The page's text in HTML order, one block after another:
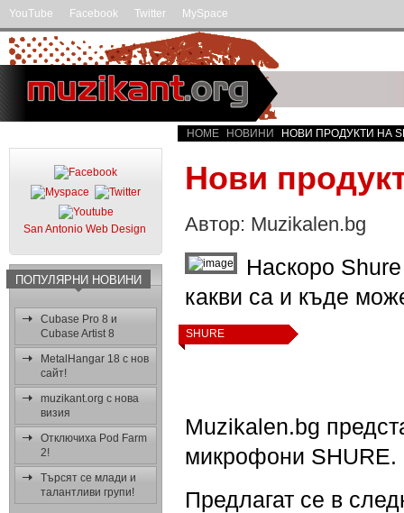
YouTube Facebook Twitter MySpace
San Antonio Web Design
ПОПУЛЯРНИ НОВИНИ
Cubase Pro 8 и
Cubase Artist 8
MetalHangar 18 с нов
сайт!
muzikant.org с нова
визия
Отключиха Pod Farm
2!
Търсят се млади и
талантливи групи!
HOME НОВИНИ НОВИ ПРОДУКТИ НА
Нови
Автор: Muzikalen.bg
SHURE
Наскоро
какви са и къде
Muzikalen.bg
микрофони SHURE.
Предлагат се в